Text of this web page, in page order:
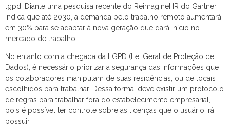
lgpd. Diante uma pesquisa recente do ReimagineHR do Gartner,
indica que até 2030, a demanda pelo trabalho remoto aumentará
em 30% para se adaptar à nova geração que dará início no
mercado de trabalho.
No entanto com a chegada da LGPD (Lei Geral de Proteção de
Dados), é necessário priorizar a segurança das informações que
os colaboradores manipulam de suas residências, ou de locais
escolhidos para trabalhar. Dessa forma, deve existir um protocolo
de regras para trabalhar fora do estabelecimento empresarial,
pois é possível ter controle sobre as licenças que o usuário irá
possuir.